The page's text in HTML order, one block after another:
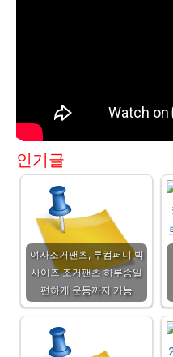
인기글
여자조거팬츠, 루컴퍼니 빅
사이즈 조거팬츠 하루종일
편하게 운동까지 가능